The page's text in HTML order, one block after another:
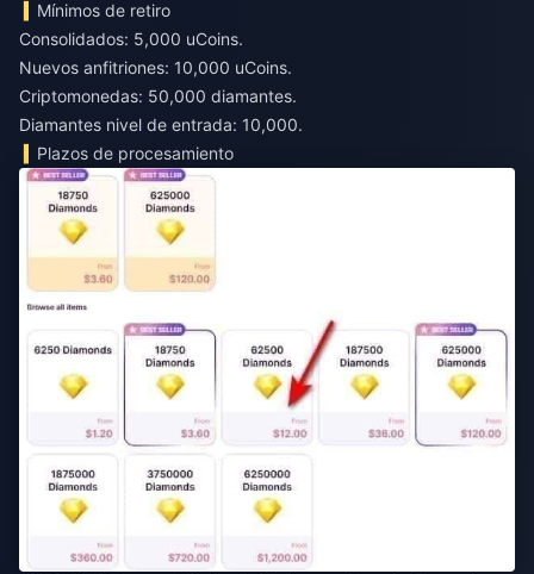
Mínimos de retiro
Consolidados: 5,000 uCoins.
Nuevos anfitriones: 10,000 uCoins.
Criptomonedas: 50,000 diamantes.
Diamantes nivel de entrada: 10,000.
Plazos de procesamiento